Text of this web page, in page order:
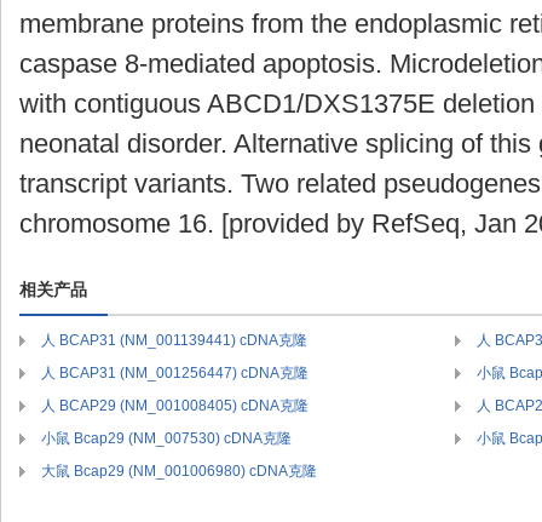
membrane proteins from the endoplasmic
caspase 8-mediated apoptosis.
with contiguous ABCD1/DXS1375E
neonatal disorder. Alternative splicing of
transcript variants. Two related
chromosome 16. [provided by RefSeq, Jan
相关产品
人 BCAP31 (NM_001139441) cDNA克隆
人
人 BCAP31 (NM_001256447) cDNA克隆
小鼠
人 BCAP29 (NM_001008405) cDNA克隆
人
小鼠 Bcap29 (NM_007530) cDNA克隆
小鼠
大鼠 Bcap29 (NM_001006980) cDNA克隆